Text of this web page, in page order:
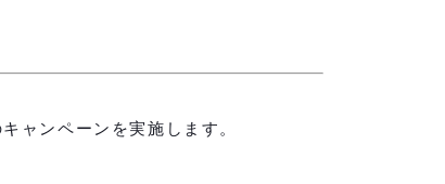
ャンペーンを実施します。